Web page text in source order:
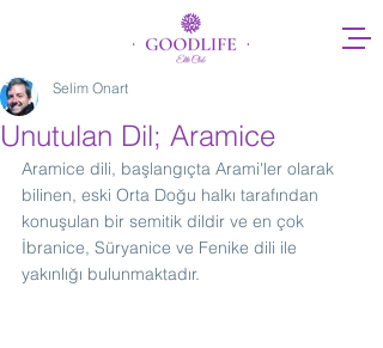
Unutulan Dil; Aramice
Selim Onart
Aramice dili, başlangıçta Arami'ler olarak
bilinen, eski Orta Doğu halkı tarafından
konuşulan bir semitik dildir ve en çok
İbranice, Süryanice ve Fenike dili ile
yakınlığı bulunmaktadır.